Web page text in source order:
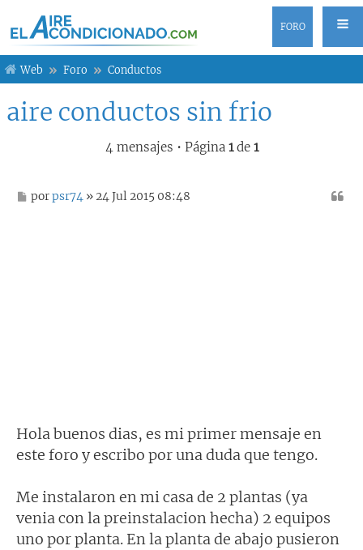
FORO
Web Foro Conductos
aire conductos sin frio
4 mensajes • Página 1de 1
M
porpsr74 » 24 Jul 2015 08:48
Hola buenos dias, es mi primer mensaje en
este foro y escribo por una duda que tengo.
Me instalaron en mi casa de 2 plantas (ya
venia con la preinstalacion hecha) 2 equipos
uno por planta. En la planta de abajo pusieron